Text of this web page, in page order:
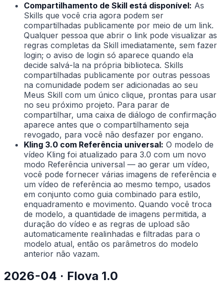
Compartilhamento de Skill está disponível: As
Skills que você cria agora podem ser
compartilhadas publicamente por meio de um link.
Qualquer pessoa que abrir o link pode visualizar as
regras completas da Skill imediatamente, sem fazer
login; o aviso de login só aparece quando ela
decide salvá-la na própria biblioteca. Skills
compartilhadas publicamente por outras pessoas
na comunidade podem ser adicionadas ao seu
Meus Skill com um único clique, prontas para usar
no seu próximo projeto. Para parar de
compartilhar, uma caixa de diálogo de confirmação
aparece antes que o compartilhamento seja
revogado, para você não desfazer por engano.
Kling 3.0 com Referência universal: O modelo de
vídeo Kling foi atualizado para 3.0 com um novo
modo Referência universal — ao gerar um vídeo,
você pode fornecer várias imagens de referência e
um vídeo de referência ao mesmo tempo, usados
em conjunto como guia combinado para estilo,
enquadramento e movimento. Quando você troca
de modelo, a quantidade de imagens permitida, a
duração do vídeo e as regras de upload são
automaticamente realinhadas e filtradas para o
modelo atual, então os parâmetros do modelo
anterior não vazam.
2026-04 · Flova 1.0